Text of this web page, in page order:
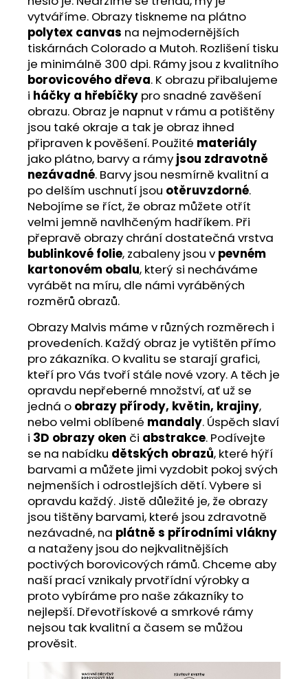
vytváříme. Obrazy tiskneme na plátno
polytex canvas na nejmodernějších
tiskárnách Colorado a Mutoh. Rozlišení tisku
je minimálně 300 dpi. Rámy jsou z kvalitního
borovicového dřeva. K obrazu přibalujeme
i háčky a hřebíčky pro snadné zavěšení
obrazu. Obraz je napnut v rámu a potištěny
jsou také okraje a tak je obraz ihned
připraven k pověšení. Použité materiály
jako plátno, barvy a rámy jsou zdravotně
nezávadné. Barvy jsou nesmírně kvalitní a
po delším uschnutí jsou otěruvzdorné.
Nebojíme se říct, že obraz můžete otřít
velmi jemně navlhčeným hadříkem. Při
přepravě obrazy chrání dostatečná vrstva
bublinkové folie, zabaleny jsou v pevném
kartonovém obalu, který si necháváme
vyrábět na míru, dle námi vyráběných
rozměrů obrazů.
Obrazy Malvis máme v různých rozměrech i
provedeních. Každý obraz je vytištěn přímo
pro zákazníka. O kvalitu se starají grafici,
kteří pro Vás tvoří stále nové vzory. A těch je
opravdu nepřeberné množství, ať už se
jedná o obrazy přírody, květin, krajiny,
nebo velmi oblíbené mandaly. Úspěch slaví
i 3D obrazy oken či abstrakce. Podívejte
se na nabídku dětských obrazů, které hýří
barvami a můžete jimi vyzdobit pokoj svých
nejmenších i odrostlejších dětí. Vybere si
opravdu každý. Jistě důležité je, že obrazy
jsou tištěny barvami, které jsou zdravotně
nezávadné, na plátně s přírodními vlákny
a nataženy jsou do nejkvalitnějších
poctivých borovicových rámů. Chceme aby
naší prací vznikaly prvotřídní výrobky a
proto vybíráme pro naše zákazníky to
nejlepší. Dřevotřískové a smrkové rámy
nejsou tak kvalitní a časem se můžou
prověsit.